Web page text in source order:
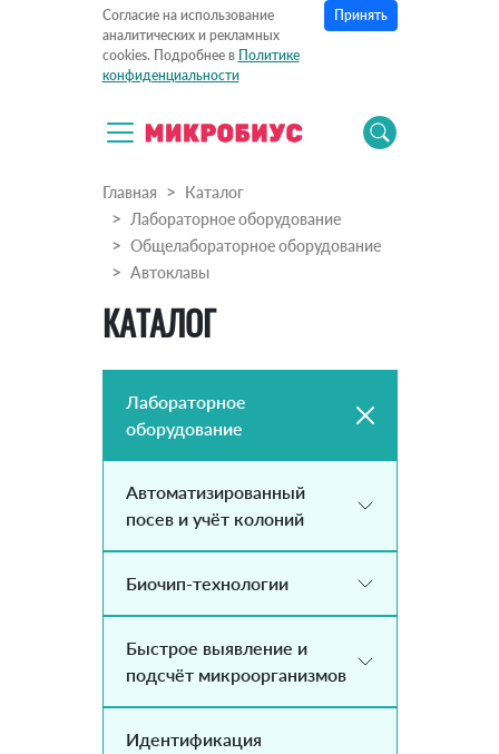
Согласие на использование
аналитических и рекламных
cookies. Подробнее в Политике
конфиденциальности
Принять
Главная
Каталог
Лабораторное оборудование
Общелабораторное оборудование
Автоклавы
КАТАЛОГ
Лабораторное
оборудование
Автоматизированный
посев и учёт колоний
Биочип-технологии
Быстрое выявление и
подсчёт микроорганизмов
Идентификация